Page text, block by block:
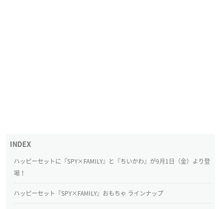
ハッピーセットに『SPY×FAMILY』と『ちいかわ』が9月1日（金）より登
場！
ハッピーセット『SPY×FAMILY』おもちゃ ラインナップ